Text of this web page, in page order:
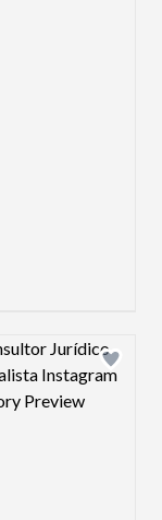
Design preview